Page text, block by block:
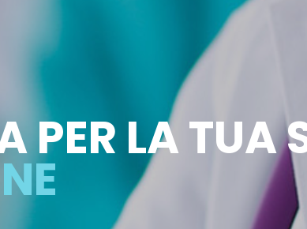
PER LA TUA